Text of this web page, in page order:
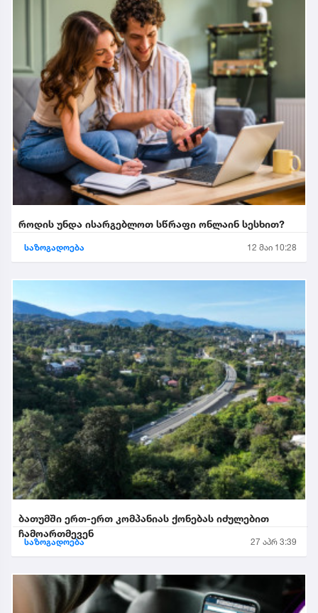
როდის უნდა ისარგებლოთ სწრაფი ონლაინ სესხით?
საზოგადოება 12 მაი 10:28
ბათუმში ერთ-ერთ კომპანიას ქონებას იძულებით
ჩამოართმევენ
საზოგადოება 27 აპრ 3:39